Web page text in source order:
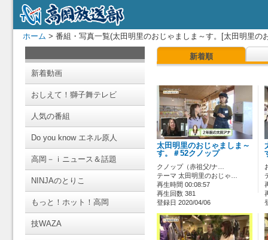
ホーム > 番組・写真一覧(太田明里のおじゃましま～す。[太田明里の
新着動画
おしえて！獅子舞テレビ
人気の番組
Do you know エネル原人
高岡－ｉニュース＆話題
NINJAのとりこ
もっと！ホット！高岡
技WAZA
新着順
太田明里のおじゃましま～
す。＃52クノップ
クノップ（赤祖父/ナ…
テーマ 太田明里のおじゃ…
再生時間 00:08:57
再生回数 381
登録日 2020/04/06